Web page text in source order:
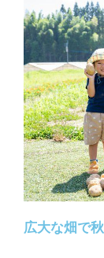
広大な畑で